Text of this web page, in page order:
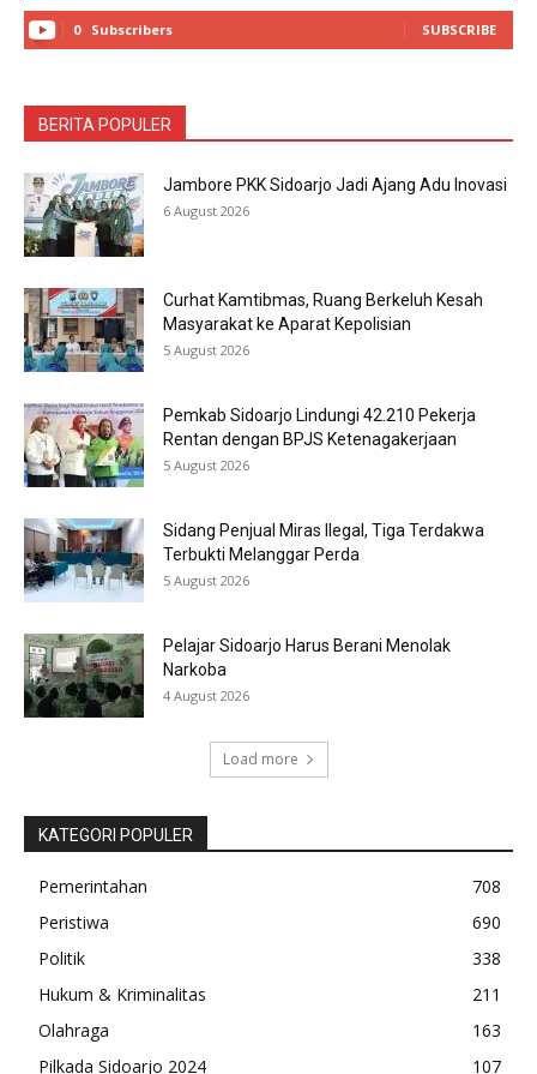
0 Subscribers SUBSCRIBE
BERITA POPULER
Jambore PKK Sidoarjo Jadi Ajang Adu Inovasi
6 August 2026
Curhat Kamtibmas, Ruang Berkeluh Kesah
Masyarakat ke Aparat Kepolisian
5 August 2026
Pemkab Sidoarjo Lindungi 42.210 Pekerja
Rentan dengan BPJS Ketenagakerjaan
5 August 2026
Sidang Penjual Miras Ilegal, Tiga Terdakwa
Terbukti Melanggar Perda
5 August 2026
Pelajar Sidoarjo Harus Berani Menolak
Narkoba
4 August 2026
Load more
KATEGORI POPULER
Pemerintahan
708
Peristiwa
690
Politik
338
Hukum & Kriminalitas
211
Olahraga
163
Pilkada Sidoarjo 2024
107